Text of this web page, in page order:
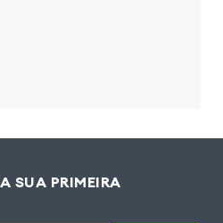
SUA PRIMEIRA